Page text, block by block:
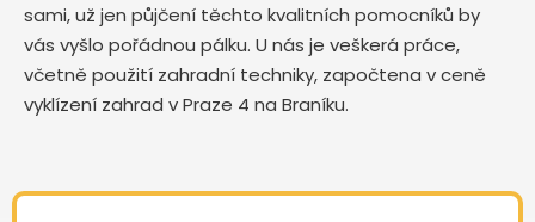
sami, už jen půjčení těchto kvalitních pomocníků by
vás vyšlo pořádnou pálku. U nás je veškerá práce,
včetně použití zahradní techniky, započtena v ceně
vyklízení zahrad v Praze 4 na Braníku.